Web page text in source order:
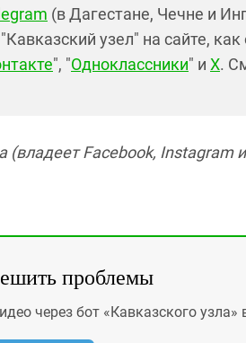
(в Дагестане, Чечне и
узел" на сайте, как
", "Одноклассники" и X.
(владеет Facebook, Instagram
проблемы
через бот «Кавказского узла»